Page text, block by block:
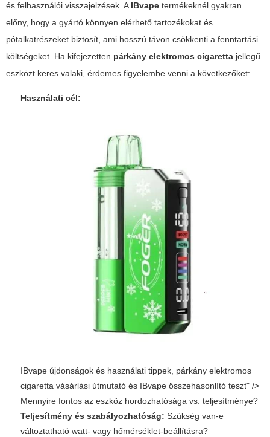
és felhasználói visszajelzések. AIBvape termékeknél gyakran
előny, hogy a gyártó könnyen elérhető tartozékokat és
pótalkatrészeket biztosít, ami hosszú távon csökkenti a fenntartási
költségeket. Ha kifejezetten párkány elektromos cigaretta jellegű
eszközt keres valaki, érdemes figyelembe venni a következőket:
Használati cél:
IBvape újdonságok és használati tippek, párkány elektromos
cigaretta vásárlási útmutató és IBvape összehasonlító teszt" />
Mennyire fontos az eszköz hordozhatósága vs. teljesítménye?
Teljesítmény és szabályozhatóság: Szükség van-e
változtatható watt- vagy hőmérséklet-beállításra?